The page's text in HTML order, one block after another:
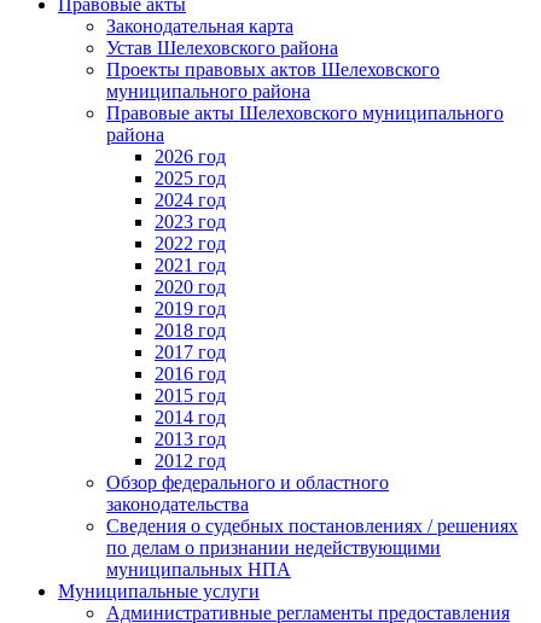
Законодательная карта
Устав Шелеховского района
Проекты правовых актов Шелеховского
муниципального района
Правовые акты Шелеховского муниципального
района
2026 год
2025 год
2024 год
2023 год
2022 год
2021 год
2020 год
2019 год
2018 год
2017 год
2016 год
2015 год
2014 год
2013 год
2012 год
Обзор федерального и областного
законодательства
Сведения о судебных постановлениях / решениях
по делам о признании недействующими
муниципальных НПА
Муниципальные услуги
Административные регламенты предоставления